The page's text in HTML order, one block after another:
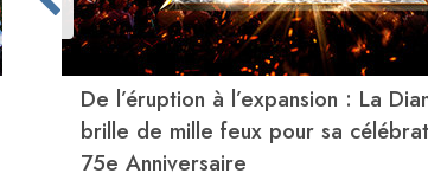
De l’éruption à l’expansion : La
brille de mille feux pour sa
75e Anniversaire